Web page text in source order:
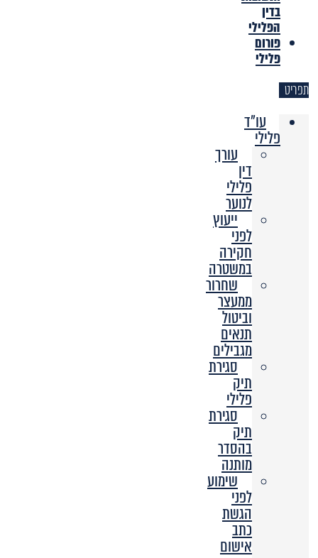
בדין
הפלילי
פורום
פלילי
תפריט
עו"ד
פלילי
עורך
דין
פלילי
לנוער
ייעוץ
לפני
חקירה
במשטרה
שחרור
ממעצר
וביטול
תנאים
מגבילים
סגירת
תיק
פלילי
סגירת
תיק
בהסדר
מותנה
שימוע
לפני
הגשת
כתב
אישום